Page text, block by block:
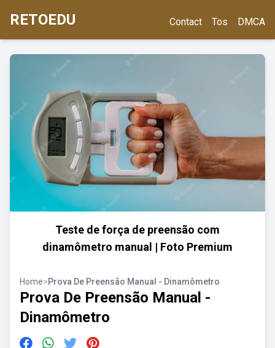
RETOEDU Contact Tos DMCA
Teste de força de preensão com
dinamômetro manual | Foto Premium
Home>Prova De Preensão Manual - Dinamômetro
Prova De Preensão Manual -
Dinamômetro